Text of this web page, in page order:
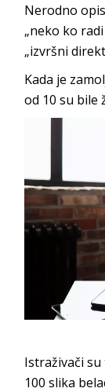
Nerodno
„neko ko
„izvršni
Kada je
od 10 su bile
Istraživači
100 slika